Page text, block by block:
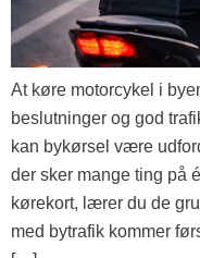
At køre motorcykel i
beslutninger og god
kan bykørsel være
der sker mange ting på
kørekort, lærer du de
med bytrafik kommer